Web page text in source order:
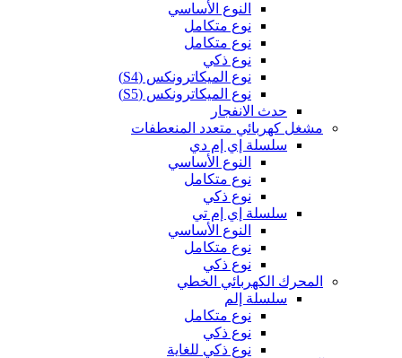
النوع الأساسي
نوع متكامل
نوع متكامل
نوع ذكي
نوع الميكاترونكس (S4)
نوع الميكاترونكس (S5)
حدث الانفجار
مشغل كهربائي متعدد المنعطفات
سلسلة إي إم دي
النوع الأساسي
نوع متكامل
نوع ذكي
سلسلة إي إم تي
النوع الأساسي
نوع متكامل
نوع ذكي
المحرك الكهربائي الخطي
سلسلة إلم
نوع متكامل
نوع ذكي
نوع ذكي للغاية